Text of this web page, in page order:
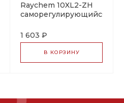
Raychem 10XL2-ZH
саморегулирующийся
1 603 ₽
В КОРЗИНУ